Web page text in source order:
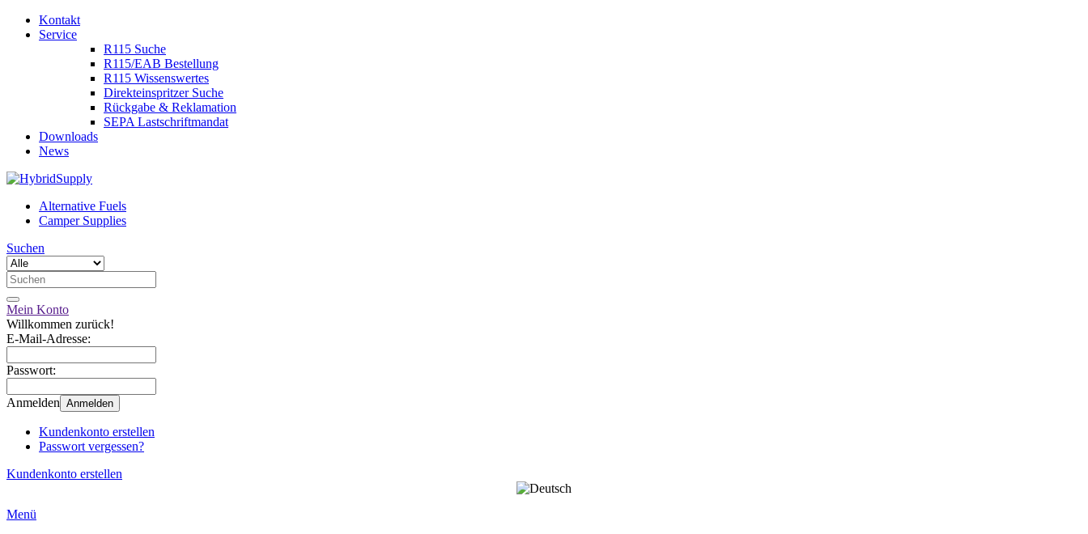
Kontakt
Service
R115 Suche
R115/EAB Bestellung
R115 Wissenswertes
Direkteinspritzer Suche
Rückgabe & Reklamation
SEPA Lastschriftmandat
Downloads
News
Alternative Fuels
Camper Supplies
Suchen
Mein Konto
Willkommen zurück!
E-Mail-Adresse:
Passwort:
Anmelden Anmelden
Kundenkonto erstellen
Passwort vergessen?
Kundenkonto erstellen
Menü